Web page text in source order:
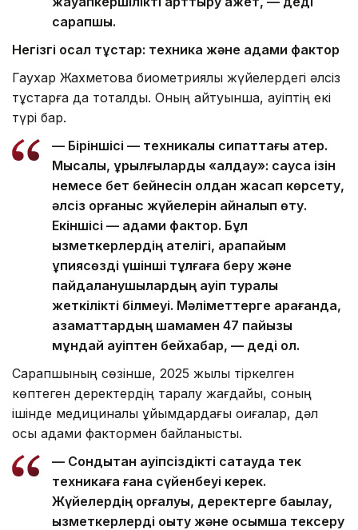
сарапшы.
Негізгі осал тұстар: техника және адами фактор
Гаухар Жахметова биометриялық жүйелердегі әлсіз
тұстарға да тоқталды. Оның айтуынша, қауіптің екі
түрі бар.
— Біріншісі — техникалық сипаттағы қатер.
Мысалы, құрылғыларды «алдау»: саусақ ізін
немесе бет бейнесін қолдан жасап көрсету,
әлсіз қорғаныс жүйелерін айналып өту.
Екіншісі — адами фактор. Бұл
қызметкерлердің қателігі, қарапайым
құпиясөзді үшінші тұлғаға беру және
пайдаланушылардың қауіп туралы
жеткілікті білмеуі. Мәліметтерге қарағанда,
азаматтардың шамамен 47 пайызы
мұндай қауіптен бейхабар, — деді ол.
Сарапшының сөзінше, 2025 жылы тіркелген
көптеген деректердің таралу жағдайы, соның
ішінде медициналық ұйымдардағы оқиғалар, дәл
осы адами фактормен байланысты.
— Сондықтан қауіпсіздікті сақтауда тек
техникаға ғана сүйенбеуі керек.
Жүйелердің қорғалуы, деректерге бақылау,
қызметкерлерді оқыту және қосымша тексеру